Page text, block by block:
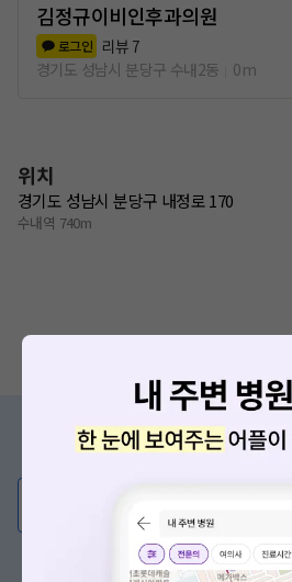
김정규이비인후과의원
로그인 리뷰 7
경기도 성남시 분당구 수내2동
0m
위치
경기도 성남시 분당구 내정로 170
수내역 740m
증상/치료, 궁금한
혹은, 의료상담 서비스에 다양